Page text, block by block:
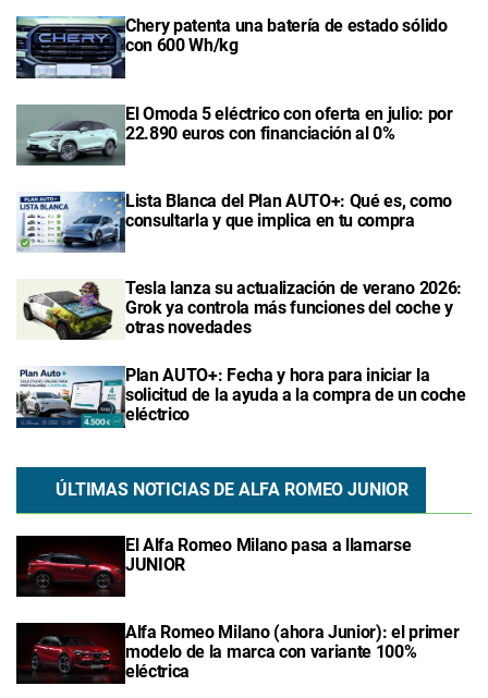
Chery patenta una batería de estado sólido
con 600 Wh/kg
El Omoda 5 eléctrico con oferta en julio: por
22.890 euros con financiación al 0%
Lista Blanca del Plan AUTO+: Qué es, como
consultarla y que implica en tu compra
Tesla lanza su actualización de verano 2026:
Grok ya controla más funciones del coche y
otras novedades
Plan AUTO+: Fecha y hora para iniciar la
solicitud de la ayuda a la compra de un coche
eléctrico
ÚLTIMAS NOTICIAS DE ALFA ROMEO JUNIOR
El Alfa Romeo Milano pasa a llamarse
JUNIOR
Alfa Romeo Milano (ahora Junior): el primer
modelo de la marca con variante 100%
eléctrica